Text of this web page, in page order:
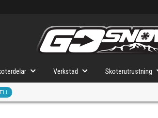
Verkstad Skoterutrustning